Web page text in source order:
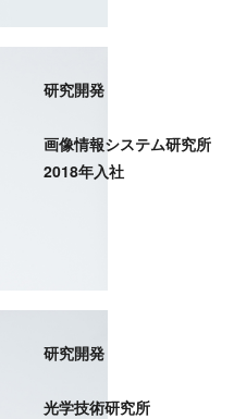
研究開発
画像情報システム研究所
2018年入社
研究開発
光学技術研究所